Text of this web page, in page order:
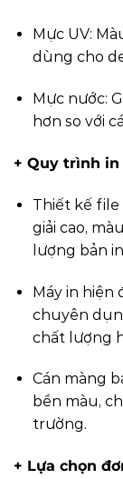
Mực UV:
dùng cho
Mực nước:
hơn so với
+ Quy trình in
Thiết kế file
giải cao,
lượng bản
Máy in hiện
chuyên
chất lượng
Cán màng
bền màu,
trường.
+ Lựa chọn